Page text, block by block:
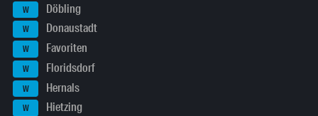
W Döbling
W Donaustadt
W Favoriten
W Floridsdorf
W Hernals
W Hietzing